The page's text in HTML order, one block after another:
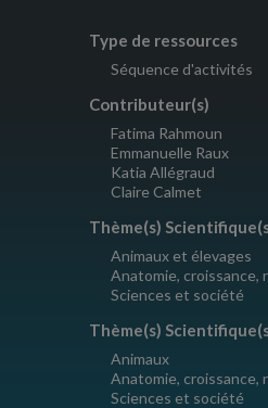
Type de ressources
Séquence d'activités
Contributeur(s)
Fatima Rahmoun
Emmanuelle Raux
Katia Allégraud
Claire Calmet
Thème(s)
Animaux et élevages
Anatomie, croissance,
Sciences et société
Thème(s)
Animaux
Anatomie, croissance,
Sciences et société